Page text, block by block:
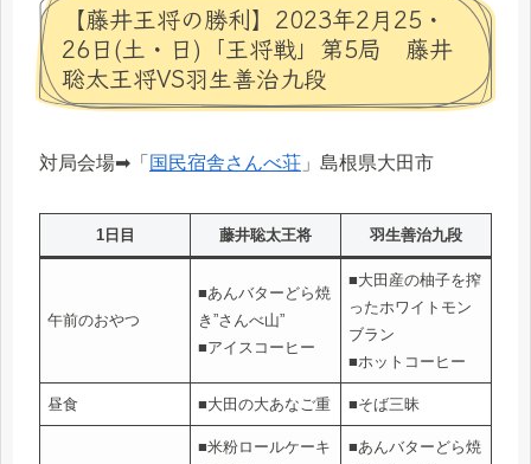
【藤井王将の勝利】2023年2月25・
26日(土・日)「王将戦」第5局 藤井
聡太王将VS羽生善治九段
対局会場➡「 国民宿舎さんべ荘 」島根県大田市
1日目 藤井聡太王将 羽生善治九段
午前のおやつ
■あんバターどら焼
き”さんべ山”
■アイスコーヒー
■大田産の柚子を搾
ったホワイトモン
ブラン
■ホットコーヒー
昼食 ■大田の大あなご重 ■そば三昧
■米粉ロールケーキ
■あんバターどら焼